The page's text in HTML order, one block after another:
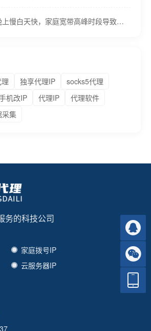
慢白天快，家庭宽带高峰时段导致，
独享代理IP
socks5代理
机改IP 代理IP
代理软件
采集
务的科技公司
家庭拨号IP
云服务器IP